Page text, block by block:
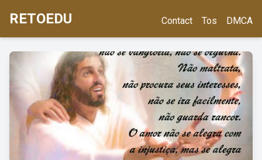
RETOEDU Contact Tos DMCA